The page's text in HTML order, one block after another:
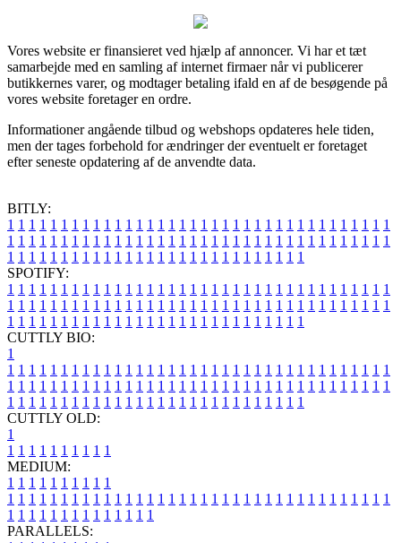
Vores website er finansieret ved hjælp af annoncer. Vi har et tæt
samarbejde med en samling af internet firmaer når vi publicerer
butikkernes varer, og modtager betaling ifald en af de besøgende på
vores website foretager en ordre.
Informationer angående tilbud og webshops opdateres hele tiden,
men der tages forbehold for ændringer der eventuelt er foretaget
efter seneste opdatering af de anvendte data.
BITLY:
1 1 1 1 1 1 1 1 1 1 1 1 1 1 1 1 1 1 1 1 1 1 1 1 1 1 1 1 1 1 1 1 1 1 1 1
1 1 1 1 1 1 1 1 1 1 1 1 1 1 1 1 1 1 1 1 1 1 1 1 1 1 1 1 1 1 1 1 1 1 1 1
1 1 1 1 1 1 1 1 1 1 1 1 1 1 1 1 1 1 1 1 1 1 1 1 1 1 1 1
SPOTIFY:
1 1 1 1 1 1 1 1 1 1 1 1 1 1 1 1 1 1 1 1 1 1 1 1 1 1 1 1 1 1 1 1 1 1 1 1
1 1 1 1 1 1 1 1 1 1 1 1 1 1 1 1 1 1 1 1 1 1 1 1 1 1 1 1 1 1 1 1 1 1 1 1
1 1 1 1 1 1 1 1 1 1 1 1 1 1 1 1 1 1 1 1 1 1 1 1 1 1 1 1
CUTTLY BIO:
1
1 1 1 1 1 1 1 1 1 1 1 1 1 1 1 1 1 1 1 1 1 1 1 1 1 1 1 1 1 1 1 1 1 1 1 1
1 1 1 1 1 1 1 1 1 1 1 1 1 1 1 1 1 1 1 1 1 1 1 1 1 1 1 1 1 1 1 1 1 1 1 1
1 1 1 1 1 1 1 1 1 1 1 1 1 1 1 1 1 1 1 1 1 1 1 1 1 1 1 1
CUTTLY OLD:
1
1 1 1 1 1 1 1 1 1 1
MEDIUM:
1 1 1 1 1 1 1 1 1 1
1 1 1 1 1 1 1 1 1 1 1 1 1 1 1 1 1 1 1 1 1 1 1 1 1 1 1 1 1 1 1 1 1 1 1 1
1 1 1 1 1 1 1 1 1 1 1 1 1 1
PARALLELS: